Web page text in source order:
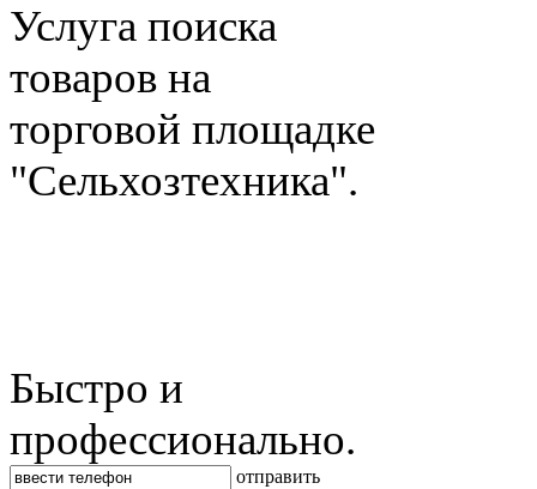
Услуга поиска
товаров на
торговой площадке
"Сельхозтехника".
Быстро и
профессионально.
отправить